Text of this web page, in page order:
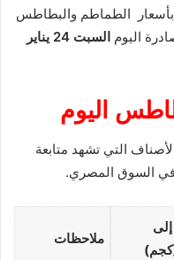
بأسعار الطماطم والبطاطس
اليوم
السبت 24 يناير
اليوم
التي تشهد متابعة
في السوق المصري.
كجم)
ملاحظات